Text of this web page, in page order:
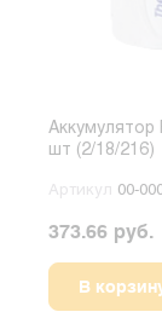
Аккумулятор
шт (2/18/216)
Артикул 00-
373.66 руб.
В